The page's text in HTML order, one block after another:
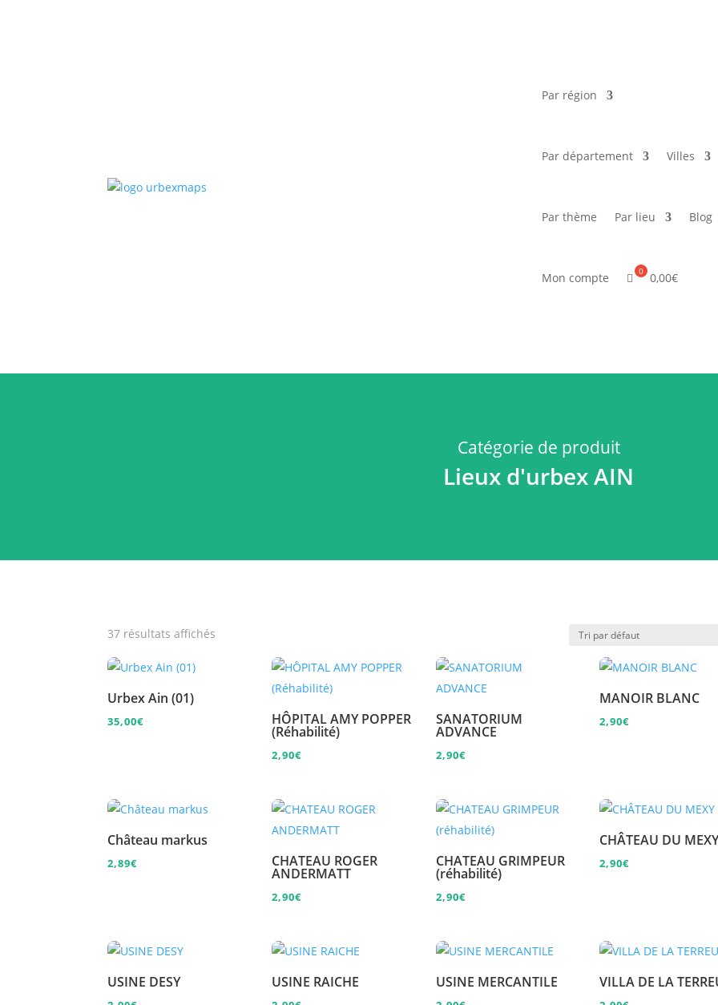
Par région
Par département Villes
Par thème Par lieu Blog
Mon compte 0,00€
Catégorie de produit
Lieux d'urbex AIN
37 résultats affichés
Urbex Ain (01)
35,00€ HÔPITAL AMY POPPER
(Réhabilité)
2,90€
SANATORIUM
ADVANCE
2,90€
MANOIR BLANC
2,90€
Château markus
2,89€ CHATEAU ROGER
ANDERMATT
2,90€
CHATEAU GRIMPEUR
(réhabilité)
2,90€
CHÂTEAU DU
2,90€
USINE DESY USINE RAICHE USINE MERCANTILE VILLA DE LA